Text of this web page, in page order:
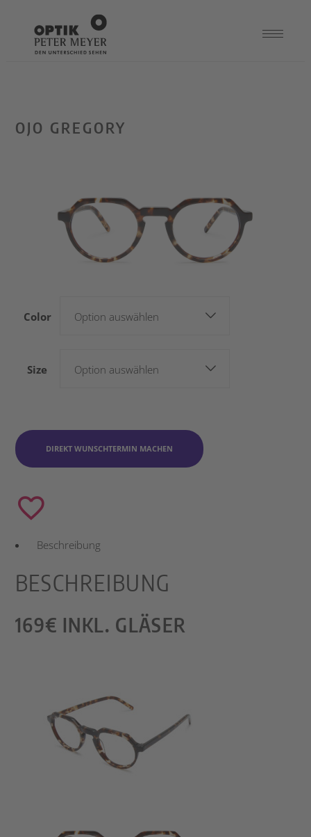
OJO GREGORY
Color Option auswählen
Size Option auswählen
DIREKT WUNSCHTERMIN MACHEN
Beschreibung
BESCHREIBUNG
169€ INKL. GLÄSER